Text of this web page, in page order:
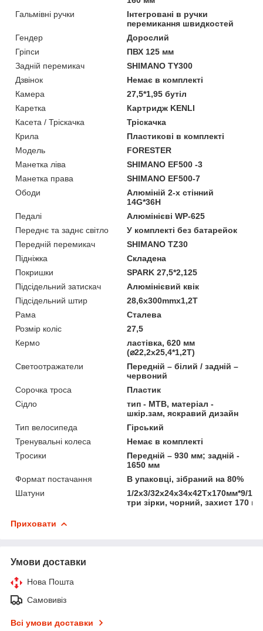
Гальмівні ручки
Інтегровані в ручки
перемикання швидкостей
Гендер
Дорослий
Гріпси
ПВХ 125 мм
Задній перемикач
SHIMANO TY300
Дзвінок
Немає в комплекті
Камера
27,5*1,95 бутіл
Каретка
Картридж KENLI
Касета / Тріскачка
Тріскачка
Крила
Пластикові в комплекті
Мoдель
FORESTER
Манетка ліва
SHIMANO EF500 -3
Манетка права
SHIMANO EF500-7
Ободи
Алюміній 2-х стінний
14G*36H
Педалі
Алюмінієві WP-625
Переднє та заднє світло
У комплекті без батарейок
Передній перемикач
SHIMANO TZ30
Підніжка
Складена
Покришки
SPARK 27,5*2,125
Підсідельний затискач
Алюмінієвий квік
Підсідельний штир
28,6х300mmх1,2T
Рама
Сталева
Розмір коліс
27,5
Кермо
ластівка, 620 мм
(⌀22,2х25,4*1,2Т)
Светоотражатели
Передній – білий / задній –
червоний
Сорочка троса
Пластик
Сідло
тип - MTB, матеріал -
шкір.зам, яскравий дизайн
Тип велосипеда
Гірський
Тренувальні колеса
Немає в комплекті
Тросики
Передній – 930 мм; задній -
1650 мм
Формат постачання
В упаковці, зібраний на 80%
Шатуни
1/2х3/32х24х34х42Tх170мм*9/
три зірки, чорний, захист 170 мм
Приховати
Умови доставки
Нова Пошта
Самовивіз
Всі умови доставки